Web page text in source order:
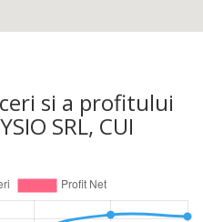
si a profitului
SRL, CUI